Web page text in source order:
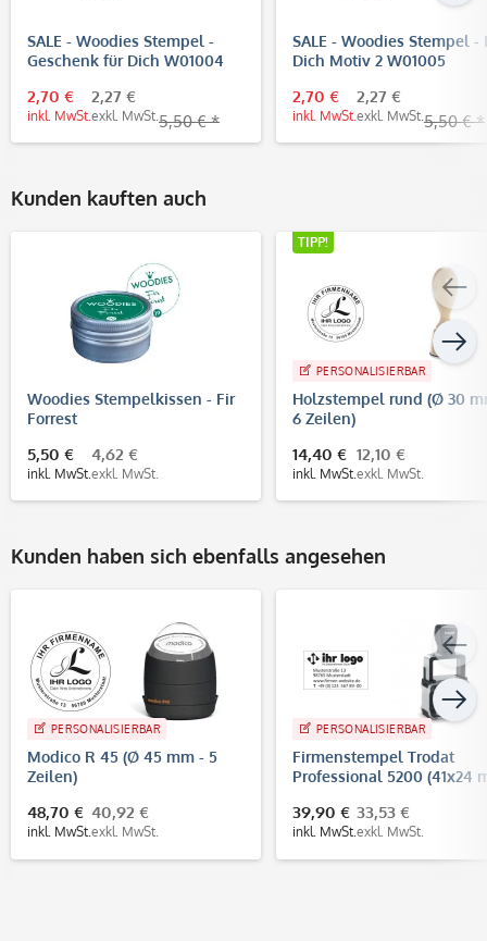
SALE - Woodies Stempel -
Geschenk für Dich W01004
2,70 €
inkl. MwSt.
2,27 €
exkl. MwSt. 5,50 € *
SALE - Woodies Stempel -
Dich Motiv 2 W01005
2,70 €
inkl. MwSt.
2,27 €
exkl. MwSt. 5,50 € *
Kunden kauften auch
Woodies Stempelkissen - Fir
Forrest
5,50 €
inkl. MwSt.
4,62 €
exkl. MwSt.
TIPP!
PERSONALISIERBAR
Holzstempel rund (Ø 30
6 Zeilen)
14,40 €
inkl. MwSt.
12,10 €
exkl. MwSt.
Kunden haben sich ebenfalls angesehen
PERSONALISIERBAR
Modico R 45 (Ø 45 mm - 5
Zeilen)
48,70 €
inkl. MwSt.
40,92 €
exkl. MwSt.
PERSONALISIERBAR
Firmenstempel Trodat
Professional 5200 (41x24
39,90 €
inkl. MwSt.
33,53 €
exkl. MwSt.